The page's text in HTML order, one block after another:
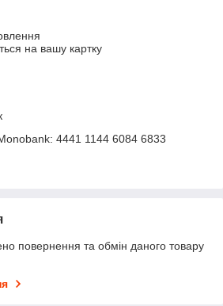
на вашу картку
4441 1144 6084 6833
повернення та обмін даного товару